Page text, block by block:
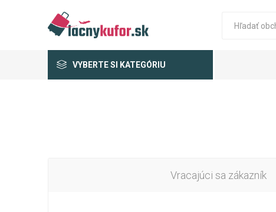
VYBERTE SI KATEGÓRIU
Vracajúci sa zákazník